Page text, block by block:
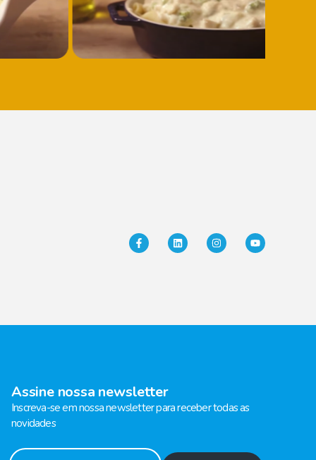
Assine nossa newsletter
Inscreva-se em nossa newsletter para receber todas as
novidades